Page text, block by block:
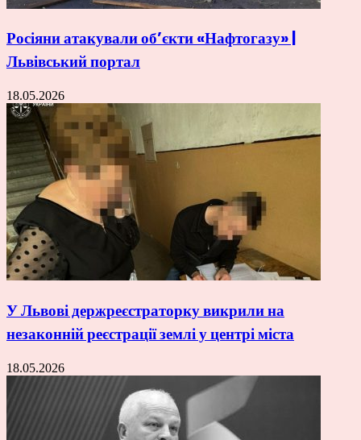
Росіяни атакували об’єкти «Нафтогазу» |
Львівський портал
18.05.2026
У Львові держреєстраторку викрили на
незаконній реєстрації землі у центрі міста
18.05.2026